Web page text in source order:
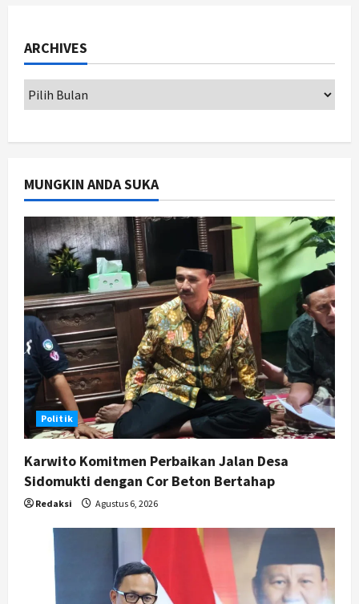
1 Agustus 6, 2026
79 Kabupaten/Kota Kesulitan Bayar
3
Jogja
Transformasi Penanganan Stunting
di Sleman: Mengubah Kondisi Gizi
Buruk Menjadi Generasi Emas 2045
Agustus 5, 2026
4
Jogja
TAPM Gunungkidul Supervisi
Pendamping Desa Karangmojo
untuk Optimalkan Pembangunan
dan Pemberdayaan Kalurahan
Agustus 5, 2026
5
Nasional
Kasus Eks Jampidsus Febrie
Adriansyah Diminta Diusut Tuntas,
Pengamat Dorong Reformasi
Kejaksaan
Agustus 5, 2026
ARCHIVES
MUNGKIN ANDA SUKA
Politik
Karwito Komitmen Perbaikan Jalan Desa
Sidomukti dengan Cor Beton Bertahap
Redaksi Agustus 6, 2026